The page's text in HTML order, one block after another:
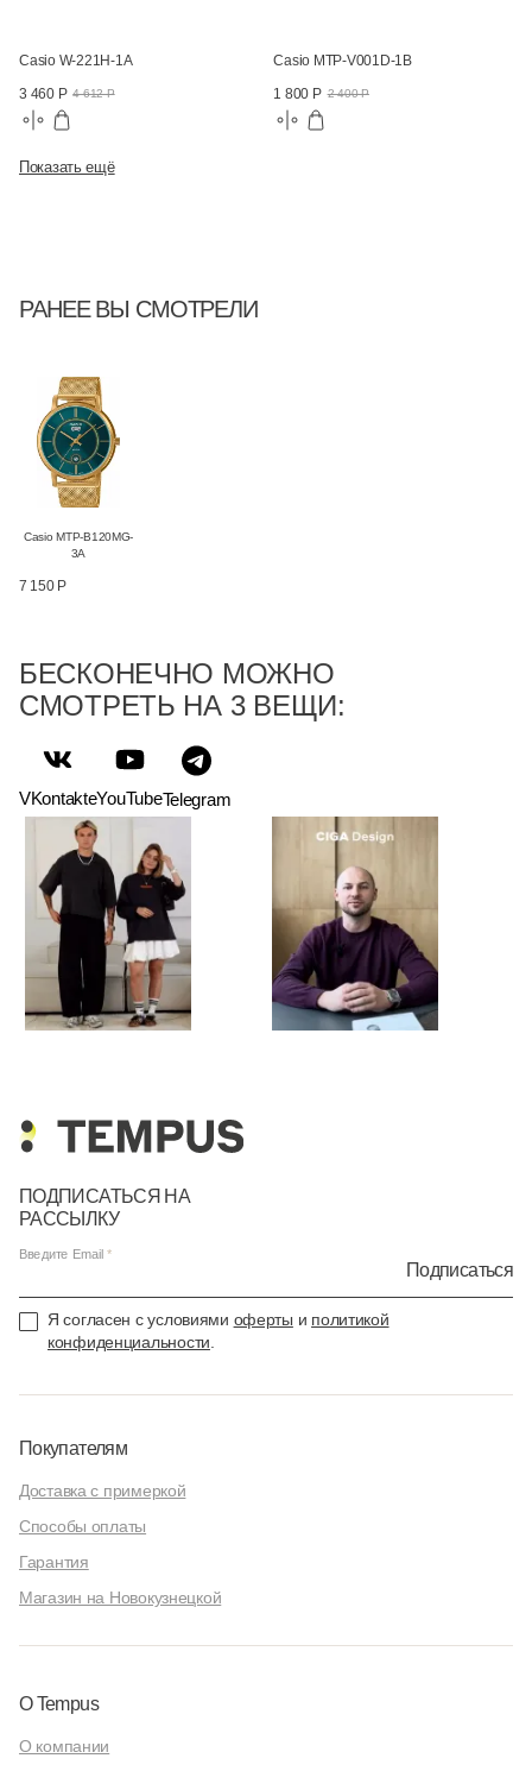
Casio W-221H-1A
3 460 Р 4 612 Р
Casio MTP-V001D-1B
1 800 Р 2 400 Р
Показать ещё
РАНЕЕ ВЫ СМОТРЕЛИ
Casio MTP-B120MG-
3A
7 150 Р
БЕСКОНЕЧНО МОЖНО
СМОТРЕТЬ НА 3 ВЕЩИ:
VKontakteYouTubeTelegram
ПОДПИСАТЬСЯ НА
РАССЫЛКУ
Введите Email
Подписаться
Я согласен с условиями оферты и политикой
конфиденциальности
Покупателям
Доставка с примеркой
Способы оплаты
Гарантия
Магазин на Новокузнецкой
О Tempus
О компании